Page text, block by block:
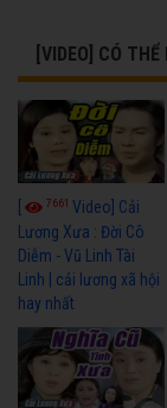
[VIDEO] CÓ
7661 Video] Cải
Lương Xưa : Đời Cô
Diễm - Vũ Linh Tài
Linh | cải lương xã hội
hay nhất